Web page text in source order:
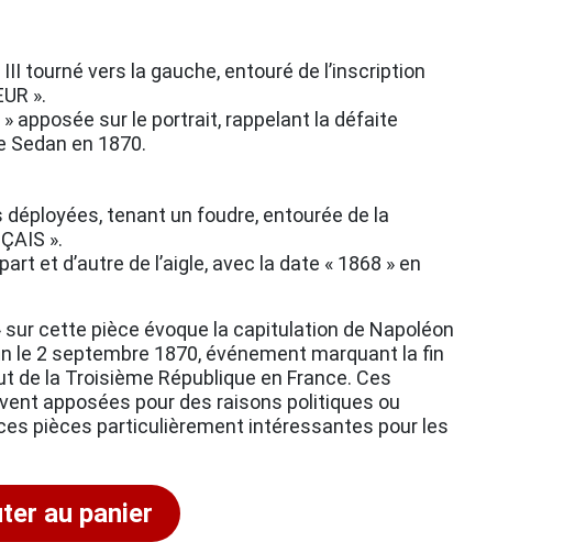
tourné vers la gauche, entouré de l’inscription
».
» apposée sur le portrait, rappelant la défaite
Sedan en 1870.
tenant un foudre, entourée de la
».
et d’autre de l’aigle, avec la date « 1868 » en
sur cette pièce évoque la capitulation de Napoléon
le 2 septembre 1870, événement marquant la fin
de la Troisième République en France. Ces
apposées pour des raisons politiques ou
pièces particulièrement intéressantes pour les
au panier